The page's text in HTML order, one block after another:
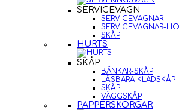
SERVICEVAGN
SERVICEVAGNAR
SERVICEVAGNAR-
SKÅP
HURTS
SKÅP
BÄNKAR-SKÅP
LÅSBARA KLÄDSKÅP
SKÅP
VÄGGSKÅP
PAPPERSKORGAR